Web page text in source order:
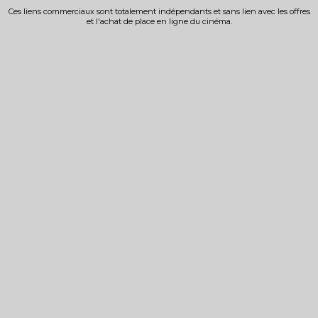
Ces liens commerciaux sont totalement indépendants et sans lien avec les offres
et l'achat de place en ligne du cinéma.